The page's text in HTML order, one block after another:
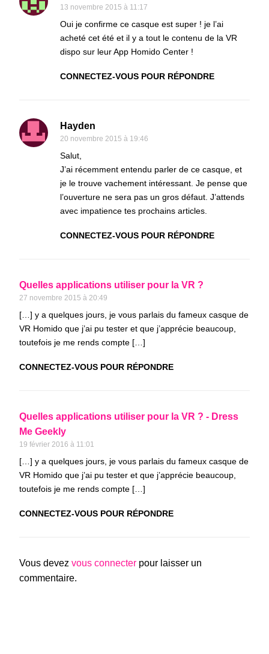
13 novembre 2015 à 11:17
Oui je confirme ce casque est super ! je l’ai
acheté cet été et il y a tout le contenu de la VR
dispo sur leur App Homido Center !
CONNECTEZ-VOUS POUR RÉPONDRE
Hayden
20 novembre 2015 à 19:46
Salut,
J’ai récemment entendu parler de ce casque, et
je le trouve vachement intéressant. Je pense que
l’ouverture ne sera pas un gros défaut. J’attends
avec impatience tes prochains articles.
CONNECTEZ-VOUS POUR RÉPONDRE
Quelles applications utiliser pour la VR ?
27 novembre 2015 à 20:49
[…] y a quelques jours, je vous parlais du fameux casque de
VR Homido que j’ai pu tester et que j’apprécie beaucoup,
toutefois je me rends compte […]
CONNECTEZ-VOUS POUR RÉPONDRE
Quelles applications utiliser pour la VR ? - Dress
Me Geekly
19 février 2016 à 11:01
[…] y a quelques jours, je vous parlais du fameux casque de
VR Homido que j’ai pu tester et que j’apprécie beaucoup,
toutefois je me rends compte […]
CONNECTEZ-VOUS POUR RÉPONDRE
Vous devez vous connecter pour laisser un
commentaire.